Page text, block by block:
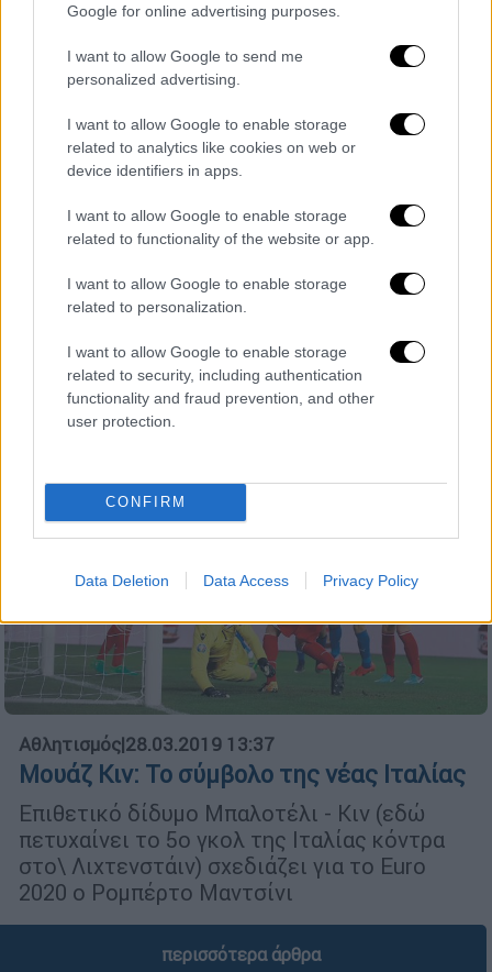
Google for online advertising purposes.
I want to allow Google to send me
personalized advertising.
I want to allow Google to enable storage
related to analytics like cookies on web or
device identifiers in apps.
I want to allow Google to enable storage
related to functionality of the website or app.
I want to allow Google to enable storage
related to personalization.
I want to allow Google to enable storage
related to security, including authentication
functionality and fraud prevention, and other
user protection.
CONFIRM
Data Deletion Data Access Privacy Policy
Αθλητισμός|16.04.2019 22:14
Η άνοδος του Μπαλοτέλι έχει εξήγηση κι
είναι... τραγουδίστρια (pics)
Ο Ιταλός επιθετικός διανύει μια απ' τις
καλύτερες περιόδους της καριέρας του κάτι
τραγουδίστρια Ελόντιε Ντι Πατρίτσι
Αθλητισμός|28.03.2019 13:37
Μουάζ Κιν: Το σύµβολο της νέας Ιταλίας
Επιθετικό δίδυµο Μπαλοτέλι - Κιν (εδώ
πετυχαίνει το 5ο γκολ της Ιταλίας κόντρα
στο\ Λιχτενστάιν) σχεδιάζει για το Euro
2020 ο Ροµπέρτο Μαντσίνι
περισσότερα άρθρα